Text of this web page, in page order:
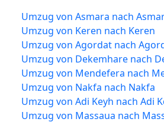
Umzug von Asmara nach
Umzug von Keren nach Keren
Umzug von Agordat nach
Umzug von Dekemhare nach
Umzug von Mendefera nach
Umzug von Nakfa nach Nakfa
Umzug von Adi Keyh nach Adi
Umzug von Massaua nach